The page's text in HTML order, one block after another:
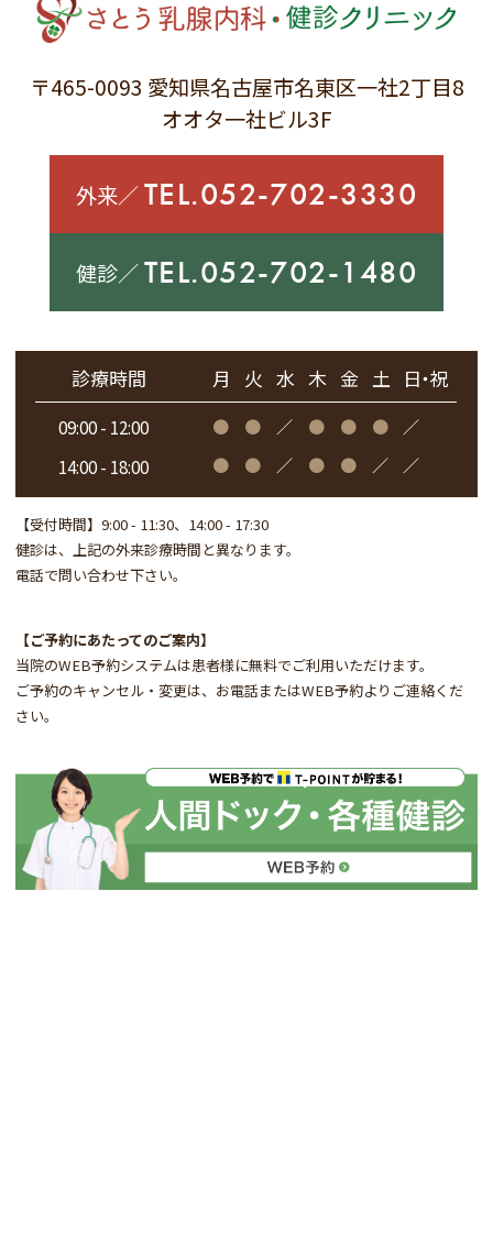
〒465-0093 愛知県名古屋市名東区一社2丁目8
オオタ一社ビル3F
外来／TEL.052-702-3330
健診／TEL.052-702-1480
診療時間 月 火 水 木 金 土 日・祝
09:00 - 12:00 ● ● ／ ● ● ●
／
14:00 - 18:00
● ● ／ ● ● ／ ／
【受付時間】9:00 - 11:30、14:00 - 17:30
健診は、上記の外来診療時間と異なります。
電話で問い合わせ下さい。
【ご予約にあたってのご案内】
当院のWEB予約システムは患者様に無料でご利用いただけます。
ご予約のキャンセル・変更は、お電話またはWEB予約よりご連絡くだ
さい。